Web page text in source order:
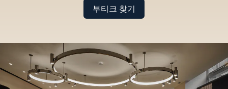
부티크 찾기